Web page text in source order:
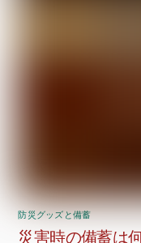
防災グッズと備蓄
災害時の備蓄は